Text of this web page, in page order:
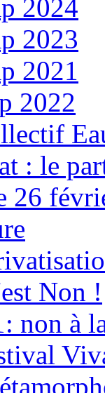
2024
2023
2021
2022
: le
26
Non !
non à